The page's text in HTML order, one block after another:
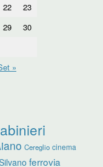
22
23
29
30
»
Cereglio cinema
ferrovia